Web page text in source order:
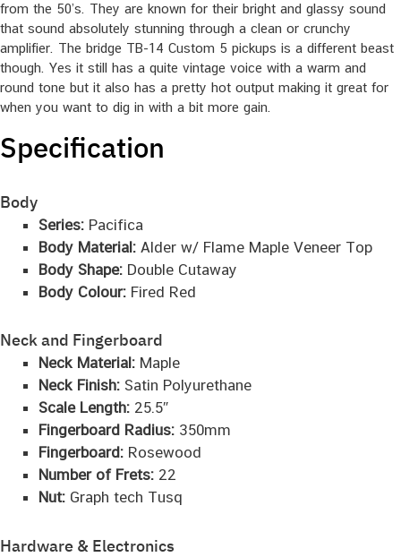
from the 50’s. They are known for their bright and glassy sound
that sound absolutely stunning through a clean or crunchy
amplifier. The bridge TB-14 Custom 5 pickups is a different beast
though. Yes it still has a quite vintage voice with a warm and
round tone but it also has a pretty hot output making it great for
when you want to dig in with a bit more gain.
Specification
Body
Series:Pacifica
Body Material:Alder w/ Flame Maple Veneer Top
Body Shape:Double Cutaway
Body Colour:Fired Red
Neck and Fingerboard
Neck Material:Maple
Neck Finish:Satin Polyurethane
Scale Length: 25.5″
Fingerboard Radius:350mm
Fingerboard: Rosewood
Number of Frets: 22
Nut:Graph tech Tusq
Hardware & Electronics